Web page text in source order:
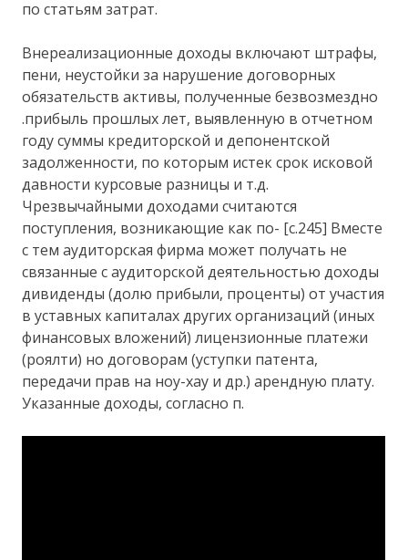
по статьям затрат.
Внереализационные доходы включают штрафы,
пени, неустойки за нарушение договорных
обязательств активы, полученные безвозмездно
.прибыль прошлых лет, выявленную в отчетном
году суммы кредиторской и депонентской
задолженности, по которым истек срок исковой
давности курсовые разницы и т.д.
Чрезвычайными доходами считаются
поступления, возникающие как по- [c.245] Вместе
с тем аудиторская фирма может получать не
связанные с аудиторской деятельностью доходы
дивиденды (долю прибыли, проценты) от участия
в уставных капиталах других организаций (иных
финансовых вложений) лицензионные платежи
(роялти) но договорам (уступки патента,
передачи прав на ноу-хау и др.) арендную плату.
Указанные доходы, согласно п.